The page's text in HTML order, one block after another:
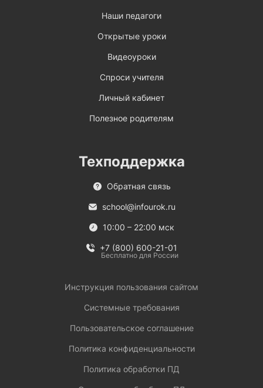
Наши педагоги
Открытые уроки
Видеоуроки
Спроси учителя
Личный кабинет
Полезное родителям
Техподдержка
Обратная связь
school@infourok.ru
10:00 – 22:00 мск
+7 (800) 600-21-01
Бесплатно для России
Инструкция пользования сайтом
Системные требования
Пользовательское соглашение
Политика конфиденциальности
Политика обработки ПД